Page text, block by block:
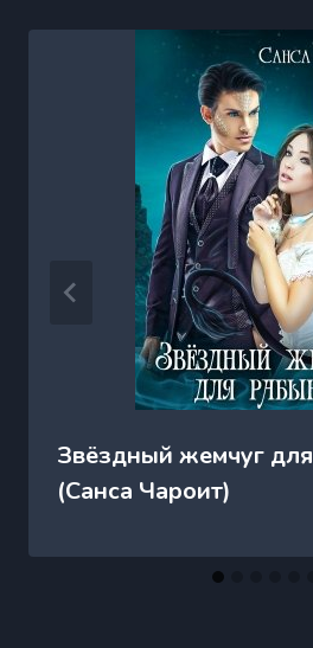
Звёздный жемчуг
(Санса Чароит)